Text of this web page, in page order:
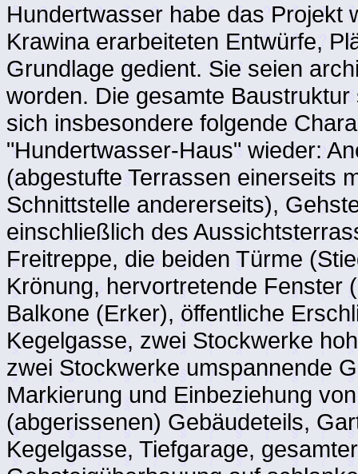
Hundertwasser habe das Projekt
Krawina erarbeiteten Entwürfe,
Grundlage gedient. Sie seien
worden. Die gesamte
sich insbesondere folgende
"Hundertwasser-Haus" wieder:
(abgestufte Terrassen einerseits
Schnittstelle andererseits),
einschließlich des
Freitreppe, die beiden Türme
Krönung, hervortretende Fenster
Balkone (Erker), öffentliche
Kegelgasse, zwei Stockwerke
zwei Stockwerke umspannende
Markierung und Einbeziehung
(abgerissenen) Gebäudeteils,
Kegelgasse, Tiefgarage,